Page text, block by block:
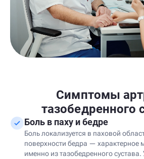
Симптомы
тазобедренного
Боль в паху и бедре
Боль локализуется в паховой
поверхности бедра — характерное
именно из тазобедренного